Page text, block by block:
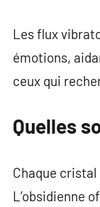
Les flux
émotions,
ceux qui
Quelles
Chaque
L’obsidienne